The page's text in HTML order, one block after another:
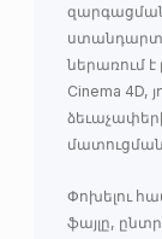
զարգացման
ստանդարտ
ներառում է
Cinema 4D,
Փոխելու
ֆայլը,